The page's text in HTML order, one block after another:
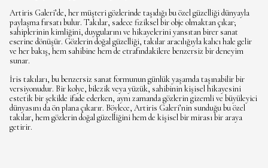
Artiris Galeri’de, her müşteri gözlerinde taşıdığı bu özel güzelliği dünyayla
paylaşma fırsatı bulur. Takılar, sadece fiziksel bir obje olmaktan çıkar;
sahiplerinin kimliğini, duygularını ve hikayelerini yansıtan birer sanat
eserine dönüşür. Gözlerin doğal güzelliği, takılar aracılığıyla kalıcı hale gelir
ve her bakış, hem sahibine hem de etrafındakilere benzersiz bir deneyim
sunar.
İris takıları, bu benzersiz sanat formunun günlük yaşamda taşınabilir bir
versiyonudur. Bir kolye, bilezik veya yüzük, sahibinin kişisel hikayesini
estetik bir şekilde ifade ederken, aynı zamanda gözlerin gizemli ve büyüleyici
dünyasını da ön plana çıkarır. Böylece, Artiris Galeri’nin sunduğu bu özel
takılar, hem gözlerin doğal güzelliğini hem de kişisel bir mirası bir araya
getirir.